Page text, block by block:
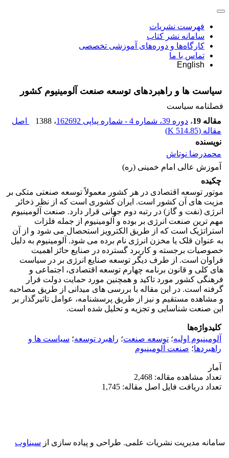
فهرست نشریات
سامانه نشر کتاب
کارگاه‌ها و دوره‌های آموزشی تخصصی
تماس با ما
English
سیاست ها و راهبردهای توسعه صنعت آلومینیوم کشور
فصلنامه سیاست
مقاله 19
، دوره 39، شماره 4 - شماره پیاپی 162692 ، 1388
اصل
مقاله (514.85 K
)
نویسنده
محمدرضا نوتاش
آموزش عالی امام خمینی (ره)
چکیده
موتور توسعه اقتصادی در هر کشور معمولاً توسعه صنعتی متکی بر
مزیت های آن کشور است. ایران کشوری است که از نظر ذخائر
انرژی (نفت و گاز) در رتبه دوم جهانی قرار دارد. صنعت آلومینیوم
مهم ترین صنعت انرژی بر بوده و آلومینیوم از جمله فلزات
استراتژیک است که از طریق الکترویز استحصال می شود و از آن
به عنوان قلک یا مخزن انرژی نام برده می شود. آلومینیوم به دلیل
خصوصیات برجسته و کاربرد گسترده در صنایع حائز اهمیت
فراوان است. از طرف دیگر توسعه صنایع انرژی بر در سیاست
های کلی و قانون برنامه چهارم توسعه اقتصادی، اجتماعی و
فرهنگی کشور مورد تاکید و همچنین مورد حمایت دولت قرار
گرفته است. در این مقاله با بررسی های میدانی از طریق مصاحبه
و مشاهده مستقیم و نیز از طریق پرسشنامه، عوامل تاثیرگذار بر
این صنعت شناسایی و تجزیه و تحلیل شده است.
کلیدواژه‌ها
آلومینیوم اولیه؛ توسعه صنعت؛ راهبرد توسعه؛ سیاست ها و
راهبردها؛ صنعت آلومینیوم
آمار
تعداد مشاهده مقاله: 2,468
تعداد دریافت فایل اصل مقاله: 1,745
سامانه مدیریت نشریات علمی. طراحی و پیاده سازی از سیناوب